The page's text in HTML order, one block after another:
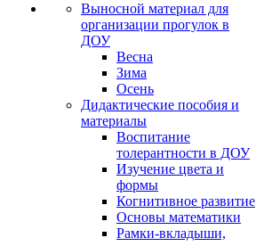
Выносной материал для
организации прогулок в
ДОУ
Весна
Зима
Осень
Дидактические пособия и
материалы
Воспитание
толерантности в ДОУ
Изучение цвета и
формы
Когнитивное развитие
Основы математики
Рамки-вкладыши,